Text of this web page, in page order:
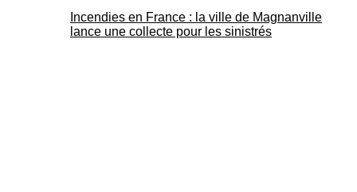
Incendies en France : la ville de Magnanville
lance une collecte pour les sinistrés